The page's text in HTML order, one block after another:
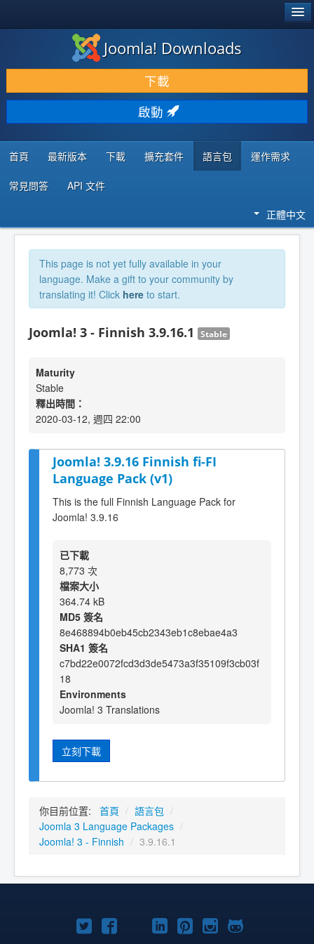
下載 & 擴充
發現 & 學習
社群 & 支援
程式者資源
Joomla! Downloads
下載
啟動
首頁 最新版本 下載 擴充套件 語言包 運作需求
常見問答 API 文件
正體中文
This page is not yet fully available in your
language. Make a gift to your community by
translating it! Click here to start.
Joomla! 3 - Finnish 3.9.16.1 Stable
Maturity
Stable
釋出時間：
2020-03-12, 週四 22:00
Joomla! 3.9.16 Finnish fi-FI
Language Pack (v1)
This is the full Finnish Language Pack for
Joomla! 3.9.16
已下載
8,773 次
檔案大小
364.74 kB
MD5 簽名
8e468894b0eb45cb2343eb1c8ebae4a3
SHA1 簽名
c7bd22e0072fcd3d3de5473a3f35109f3cb03f
18
Environments
Joomla! 3 Translations
立刻下載
你目前位置: 首頁 / 語言包 /
Joomla 3 Language Packages /
Joomla! 3 - Finnish / 3.9.16.1
TwitterFacebookYouTube
Linkedln
Pinterest
Instagram
GitHub